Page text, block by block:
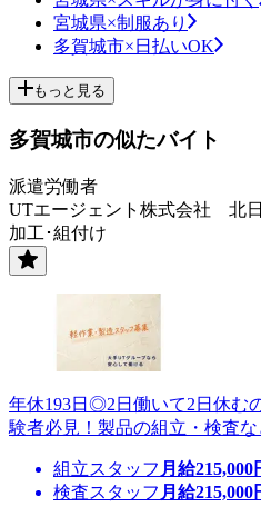
宮城県×制服あり
多賀城市×日払いOK
もっと見る
多賀城市の似たバイト
派遣労働者
UTエージェント株式会社 北日
加工･組付け
年休193日◎2日働いて2日休む
験者必見！製品の組立・検査な
組立スタッフ 月給215,000
検査スタッフ 月給215,000